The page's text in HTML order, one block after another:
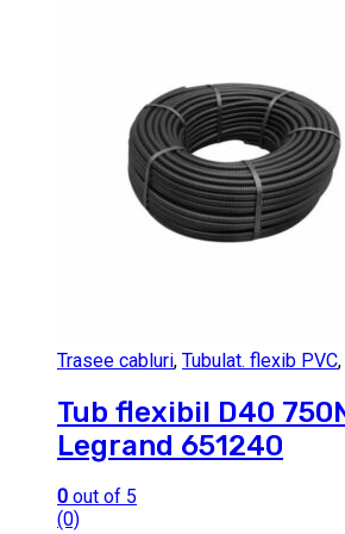
Trasee cabluri, Tubulat. flexib PVC,
Tub flexibil D40
Legrand 651240
0 out of 5
(0)